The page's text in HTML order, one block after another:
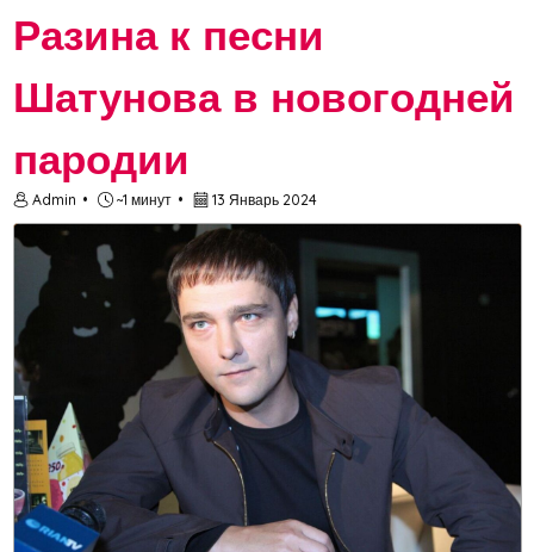
Разина к песни
Шатунова в новогодней
пародии
Admin ~1 минут 13 Январь 2024